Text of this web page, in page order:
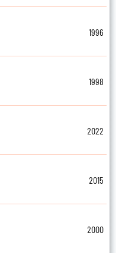
1996
1998
2022
2015
2000